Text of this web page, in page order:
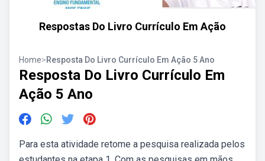
Respostas Do Livro Currículo Em Ação
Home>Resposta Do Livro Currículo Em Ação 5 Ano
Resposta Do Livro Currículo Em
Ação 5 Ano
Para esta atividade retome a pesquisa realizada pelos